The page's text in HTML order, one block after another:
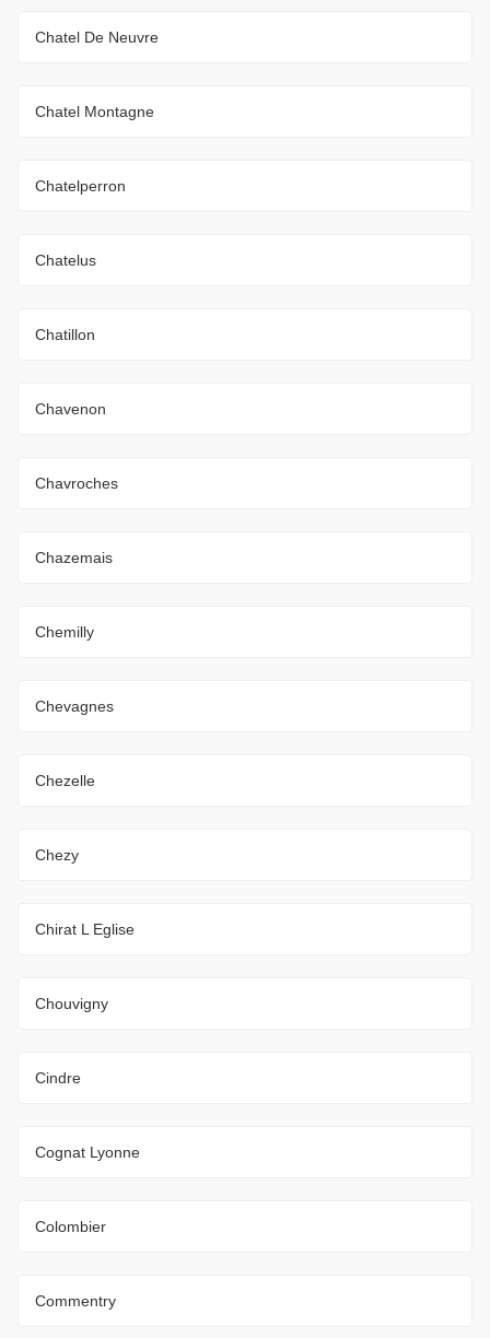
Chatel De Neuvre
Chatel Montagne
Chatelperron
Chatelus
Chatillon
Chavenon
Chavroches
Chazemais
Chemilly
Chevagnes
Chezelle
Chezy
Chirat L Eglise
Chouvigny
Cindre
Cognat Lyonne
Colombier
Commentry